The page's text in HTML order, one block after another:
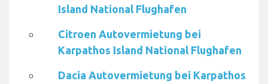
Island National Flughafen
Citroen Autovermietung bei
Karpathos Island National Flughafen
Dacia Autovermietung bei Karpathos